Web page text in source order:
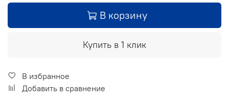
В корзину
Купить в 1 клик
В избранное
Добавить в сравнение